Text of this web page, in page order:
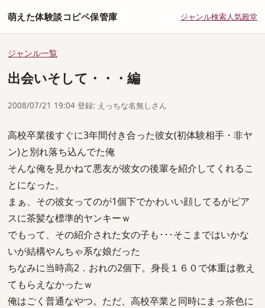
萌えた体験談コピペ保管庫 ジャンル検索人気殿堂
ジャンル一覧
出会いそして・・・編
2008/07/21 19:04 登録: えっちな名無しさん
高校卒業後すぐに3年間付き合った彼女(初体験相手・非ヤ
ン)と別れ落ち込んでた俺
そんな俺を見かねて悪友が彼女の後輩を紹介してくれるこ
とになった。
まぁ、その彼女ってのが1個下でかわいい顔してるがピア
スに茶髪な標準的ヤンキーｗ
でもって、その紹介された女の子も･･･そこまではいかな
いが結構やんちゃ系な娘だった
ちなみに当時高2．おれの2個下。身長１６０で体重は教え
てもらえなかったｗ
俺はごく普通なやつ。ただ、高校卒業と同時にまっ茶色に